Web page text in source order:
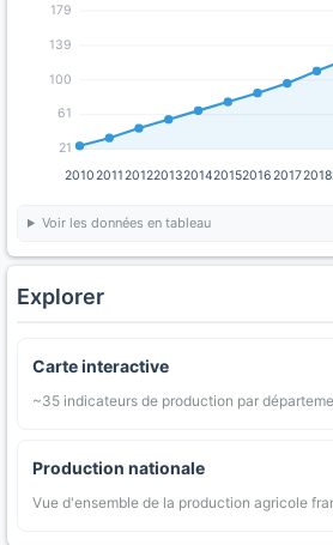
21
61
100
139
179
201020112012201320142015201620172018
Voir les données en tableau
Explorer
Carte interactive
~35 indicateurs de production par
Production nationale
Vue d'ensemble de la production agricole